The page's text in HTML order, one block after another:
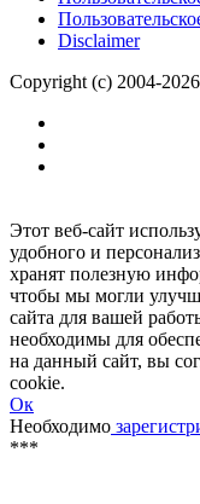
Размещение
Обратная связь
Copyright (c) 2004-2026
Этот веб-сайт
удобного и
хранят полезную
чтобы мы могли
сайта для вашей
необходимы для
на данный сайт, вы